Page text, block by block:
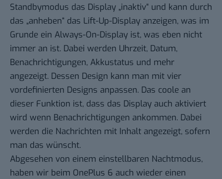
Standbymodus das Display „inaktiv“ und kann durch
das „anheben“ das Lift-Up-Display anzeigen, was im
Grunde ein Always-On-Display ist, was eben nicht
immer an ist. Dabei werden Uhrzeit, Datum,
Benachrichtigungen, Akkustatus und mehr
angezeigt. Dessen Design kann man mit vier
vordefinierten Designs anpassen. Das coole an
dieser Funktion ist, dass das Display auch aktiviert
wird wenn Benachrichtigungen ankommen. Dabei
werden die Nachrichten mit Inhalt angezeigt, sofern
man das wünscht.
Abgesehen von einem einstellbaren Nachtmodus,
haben wir beim OnePlus 6 auch wieder einen